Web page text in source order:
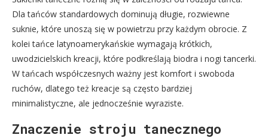
Dla tańców standardowych dominują długie, rozwiewne
suknie, które unoszą się w powietrzu przy każdym obrocie. Z
kolei tańce latynoamerykańskie wymagają krótkich,
uwodzicielskich kreacji, które podkreślają biodra i nogi tancerki.
W tańcach współczesnych ważny jest komfort i swoboda
ruchów, dlatego też kreacje są często bardziej
minimalistyczne, ale jednocześnie wyraziste.
Znaczenie stroju tanecznego